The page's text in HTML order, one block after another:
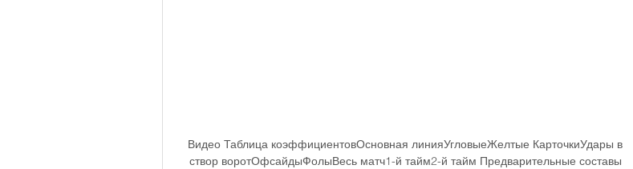
Видео Таблица коэффициентовОсновная линияУгловыеЖелтые КарточкиУдары в
створ воротОфсайдыФолыВесь матч1-й тайм2-й тайм Предварительные составы